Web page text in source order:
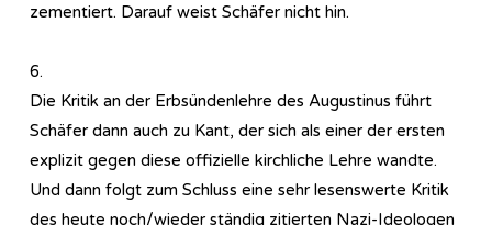
zementiert. Darauf weist Schäfer nicht hin.
6.
Die Kritik an der Erbsündenlehre des Augustinus führt
Schäfer dann auch zu Kant, der sich als einer der ersten
explizit gegen diese offizielle kirchliche Lehre wandte.
Und dann folgt zum Schluss eine sehr lesenswerte Kritik
des heute noch/wieder ständig zitierten Nazi-Ideologen